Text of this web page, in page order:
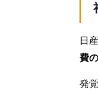
日
費
発